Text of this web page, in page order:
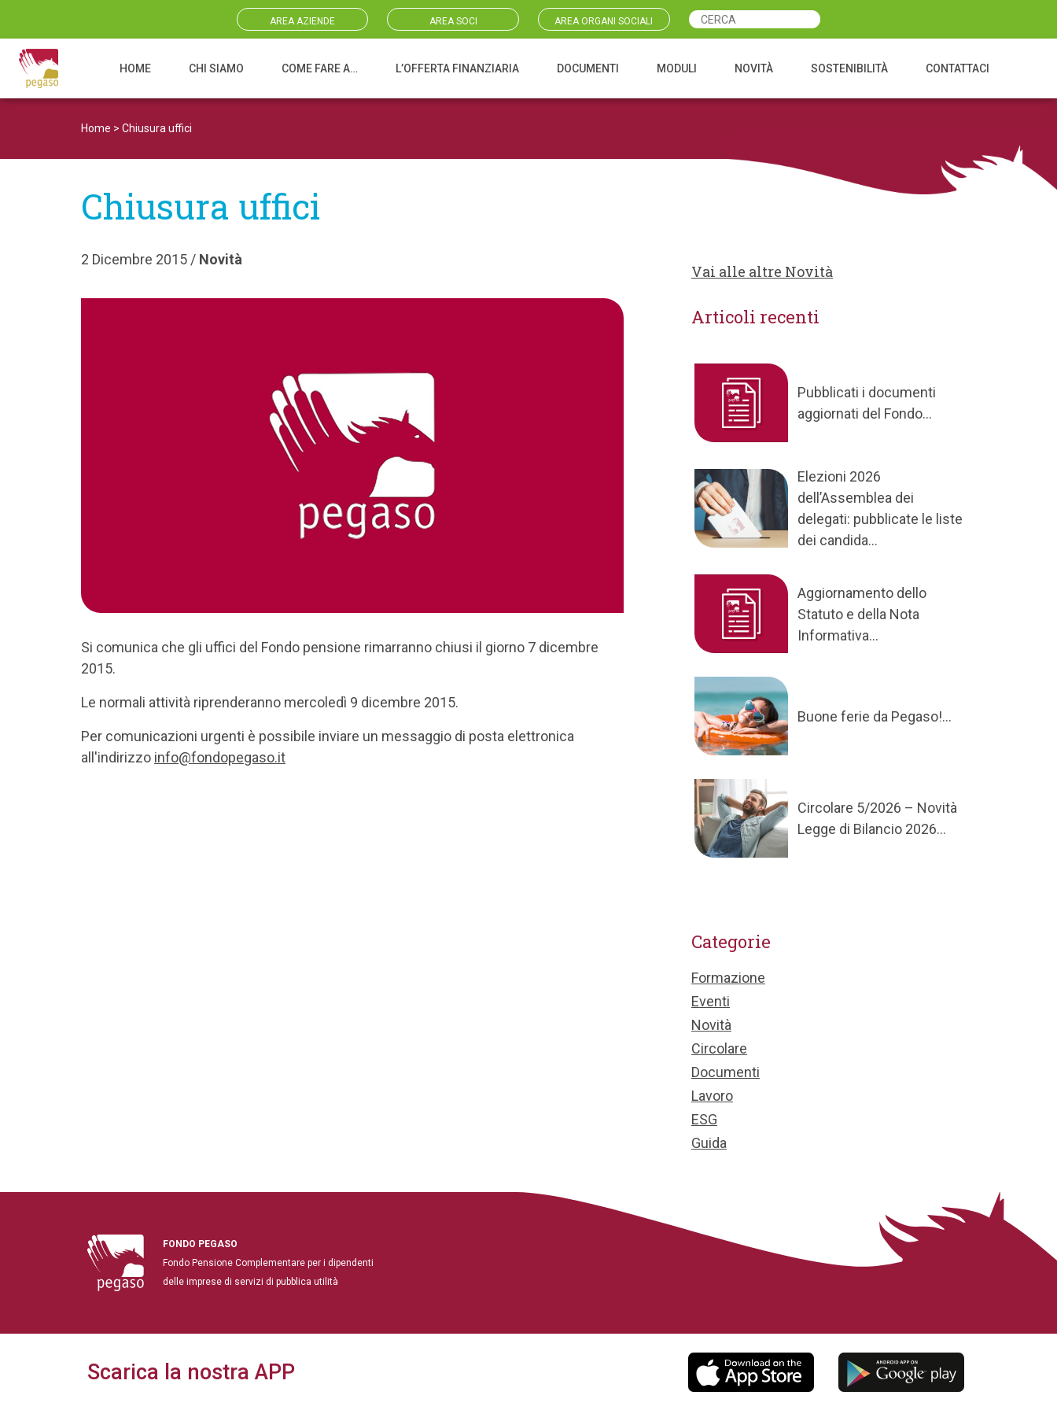
AREA AZIENDE AREA SOCI AREA ORGANI SOCIALI
Navigazione principale
HOME CHI SIAMO COME FARE A… L’OFFERTA FINANZIARIA DOCUMENTI MODULI NOVITÀ SOSTENIBILITÀ CONTATTACI
Home > Chiusura uffici
Chiusura uffici
2 Dicembre 2015 / Novità
Si comunica che gli uffici del Fondo pensione rimarranno chiusi il giorno 7 dicembre
2015.
Le normali attività riprenderanno mercoledì 9 dicembre 2015.
Per comunicazioni urgenti è possibile inviare un messaggio di posta elettronica
all'indirizzo info@fondopegaso.it
Vai alle altre Novità
Articoli recenti
Pubblicati i documenti
aggiornati del Fondo...
Elezioni 2026
dell’Assemblea dei
delegati: pubblicate le liste
dei candida...
Aggiornamento dello
Statuto e della Nota
Informativa...
Buone ferie da Pegaso!...
Circolare 5/2026 – Novità
Legge di Bilancio 2026...
Categorie
Formazione
Eventi
Novità
Circolare
Documenti
Lavoro
ESG
Guida
FONDO PEGASO
Fondo Pensione Complementare per i dipendenti
delle imprese di servizi di pubblica utilità
Scarica la nostra APP